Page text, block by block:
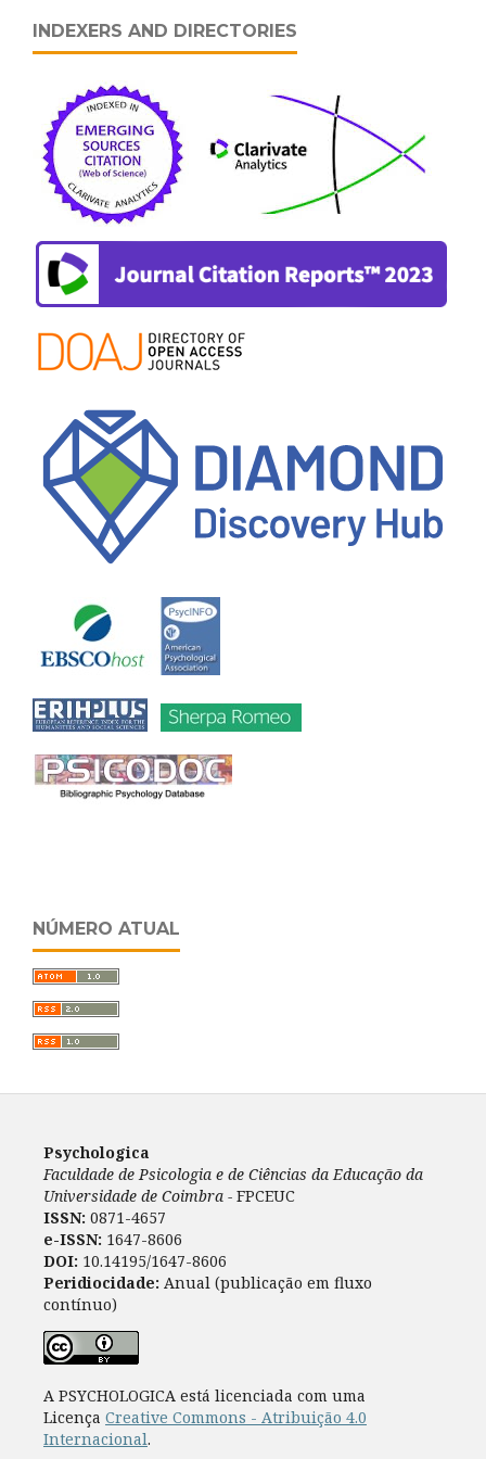
INDEXERS AND DIRECTORIES
NÚMERO ATUAL
Psychologica
Faculdade de Psicologia e de Ciências da Educação da
Universidade de Coimbra - FPCEUC
ISSN: 0871-4657
e-ISSN: 1647-8606
DOI: 10.14195/1647-8606
Peridiocidade: Anual (publicação em fluxo
contínuo)
A PSYCHOLOGICA está licenciada com uma
Licença Creative Commons - Atribuição 4.0
Internacional.